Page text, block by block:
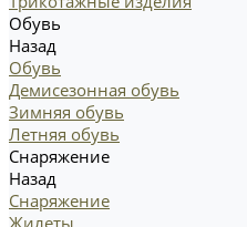
Обувь
Назад
Обувь
Демисезонная обувь
Зимняя обувь
Летняя обувь
Снаряжение
Назад
Снаряжение
Жилеты